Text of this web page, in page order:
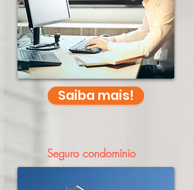
Saiba mais!
Seguro condomínio